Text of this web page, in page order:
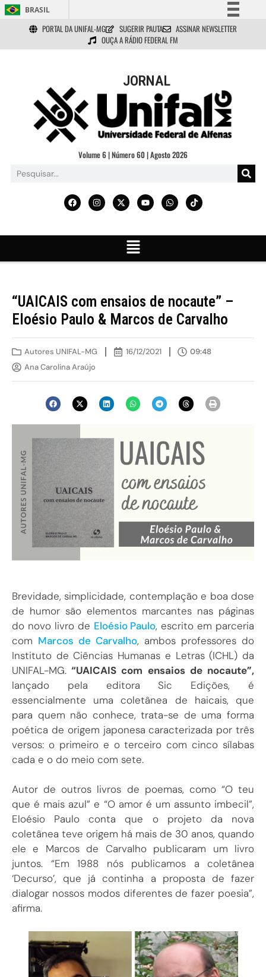
BRASIL
Simplifique!
Comunica BR
Acesso à informação
Legislação
Canais
PORTAL DA UNIFAL-MG SUGERIR PAUTA
ASSINAR NEWSLETTER
OUÇA A RÁDIO FEDERAL FM
JORNAL
Volume 6 | Número 60 | Agosto 2026
“UAICAIS com ensaios de nocaute” –
Eloésio Paulo & Marcos de Carvalho
Autores UNIFAL-MG 16/12/2021
09:48
Ana Carolina Araújo
Brevidade, simplicidade, contemplação e boa dose
de humor são elementos marcantes nas páginas
do novo livro de Eloésio Paulo, escrito em parceria
com Marcos de Carvalho, ambos professores do
Instituto de Ciências Humanas e Letras (ICHL) da
UNIFAL-MG. “UAICAIS com ensaios de nocaute”,
lançado pela editora Sic Edições, é
essencialmente uma coletânea de haicais, que
para quem não conhece, trata-se de uma forma
poética de origem japonesa caracterizada por três
versos: o primeiro e o terceiro com cinco sílabas
cada e o do meio com sete.
Autor de outros livros de poemas, como “O teu
que é mais azul” e “O amor é um assunto imbecil”,
Eloésio Paulo conta que o projeto da nova
coletânea teve origem há mais de 30 anos, quando
ele e Marcos de Carvalho publicaram um livro
juntos. “Em 1988 nós publicamos a coletânea
‘Decurso’, que já continha a proposta de fazer
dialogar nossos modos diferentes de fazer poesia”,
afirma.